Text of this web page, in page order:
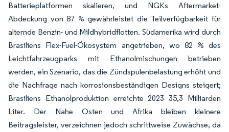
Batterieplatformen skalieren, und NGKs Aftermarket-
Abdeckung von 87 % gewährleistet die Teilverfügbarkeit für
alternde Benzin- und Mildhybridflotten. Südamerika wird durch
Brasiliens Flex-Fuel-Ökosystem angetrieben, wo 82 % des
Leichtfahrzeugparks mit Ethanolmischungen betrieben
werden, ein Szenario, das die Zündspulenbelastung erhöht und
die Nachfrage nach korrosionsbeständigen Designs steigert;
Brasiliens Ethanolproduktion erreichte 2023 35,3 Milliarden
Liter. Der Nahe Osten und Afrika bleiben kleinere
Beitragsleister, verzeichnen jedoch schrittweise Zuwächse, da